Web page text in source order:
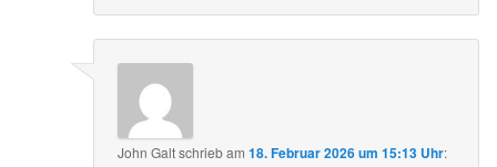
John Galtschriebam18. Februar 2026 um 15:13 Uhr: